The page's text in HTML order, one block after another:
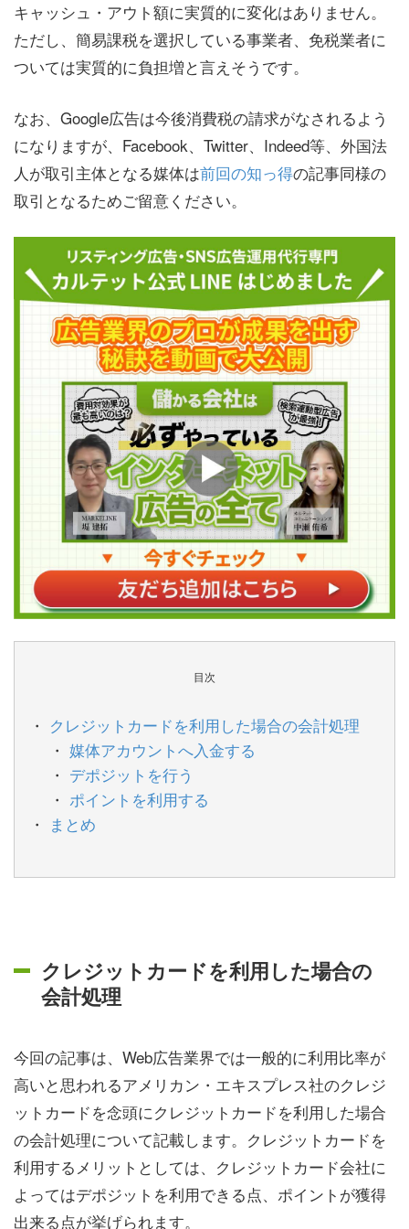
キャッシュ・アウト額に実質的に変化はありません。
ただし、簡易課税を選択している事業者、免税業者に
ついては実質的に負担増と言えそうです。
なお、Google広告は今後消費税の請求がなされるよう
になりますが、Facebook、Twitter、Indeed等、外国法
人が取引主体となる媒体は前回の知っ得の記事同様の
取引となるためご留意ください。
目次
クレジットカードを利用した場合の会計処理
媒体アカウントへ入金する
デポジットを行う
ポイントを利用する
まとめ
クレジットカードを利用した場合の
会計処理
今回の記事は、Web広告業界では一般的に利用比率が
高いと思われるアメリカン・エキスプレス社のクレジ
ットカードを念頭にクレジットカードを利用した場合
の会計処理について記載します。クレジットカードを
利用するメリットとしては、クレジットカード会社に
よってはデポジットを利用できる点、ポイントが獲得
出来る点が挙げられます。